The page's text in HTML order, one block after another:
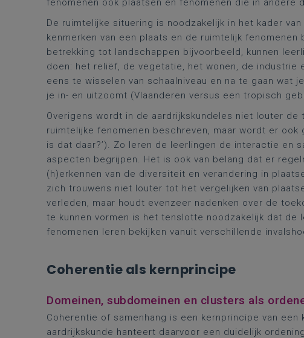
fenomenen ook plaatsen en fenomenen die in andere
De ruimtelijke situering is noodzakelijk in het kader
kenmerken van een plaats en de ruimtelijk fenomenen
betrekking tot landschappen bijvoorbeeld, kunnen
doen: het reliëf, de vegetatie, het wonen, de industrie
eens te wisselen van schaalniveau en na te gaan wat
je in- en uitzoomt (Vlaanderen versus een tropisch
Overigens wordt in de aardrijkskundeles niet louter de
ruimtelijke fenomenen beschreven, maar wordt er ook
is dat daar?’). Zo leren de leerlingen de interactie en
aspecten begrijpen. Het is ook van belang dat er
(h)erkennen van de diversiteit en verandering in
zich trouwens niet louter tot het vergelijken van
verleden, maar houdt evenzeer nadenken over de
te kunnen vormen is het tenslotte noodzakelijk dat de
fenomenen leren bekijken vanuit verschillende
Coherentie als kernprincipe
Domeinen, subdomeinen en clusters als
Coherentie of samenhang is een kernprincipe van een
aardrijkskunde hanteert daarvoor een duidelijk